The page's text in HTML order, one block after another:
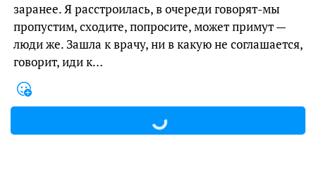
заранее. Я расстроилась, в очереди говорят-мы
пропустим, сходите, попросите, может примут —
люди же. Зашла к врачу, ни в какую не соглашается,
говорит, иди к…